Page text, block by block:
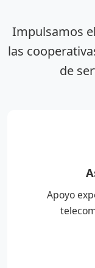
Impulsamos
las
de
Apoyo